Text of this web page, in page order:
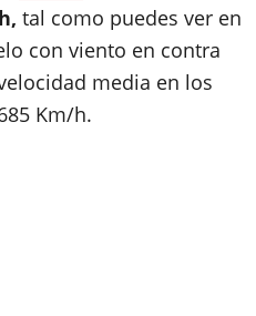
tal como puedes ver en
con viento en contra
media en los
Km/h.